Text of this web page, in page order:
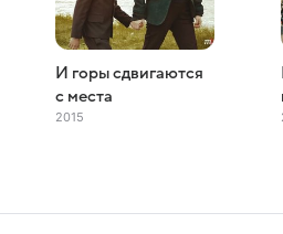
И горы сдвигаются
с места
2015